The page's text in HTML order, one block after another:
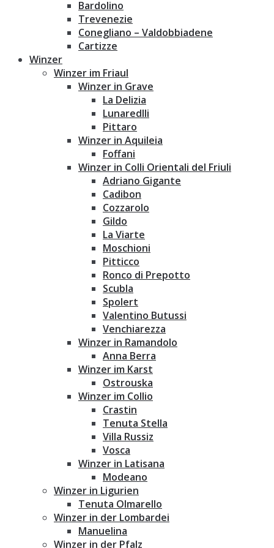
Bardolino
Trevenezie
Conegliano – Valdobbiadene
Cartizze
Winzer
Winzer im Friaul
Winzer in Grave
La Delizia
Lunaredlli
Pittaro
Winzer in Aquileia
Foffani
Winzer in Colli Orientali del Friuli
Adriano Gigante
Cadibon
Cozzarolo
Gildo
La Viarte
Moschioni
Pitticco
Ronco di Prepotto
Scubla
Spolert
Valentino Butussi
Venchiarezza
Winzer in Ramandolo
Anna Berra
Winzer im Karst
Ostrouska
Winzer im Collio
Crastin
Tenuta Stella
Villa Russiz
Vosca
Winzer in Latisana
Modeano
Winzer in Ligurien
Tenuta Olmarello
Winzer in der Lombardei
Manuelina
Winzer in der Pfalz